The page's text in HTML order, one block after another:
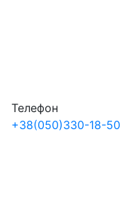
Телефон
+38(050)330-18-50